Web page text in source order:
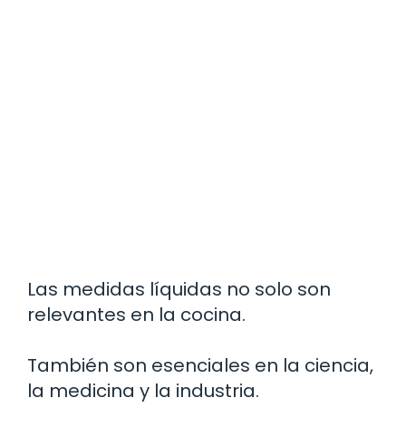
Las medidas líquidas no solo son
relevantes en la cocina.
También son esenciales en la ciencia,
la medicina y la industria.